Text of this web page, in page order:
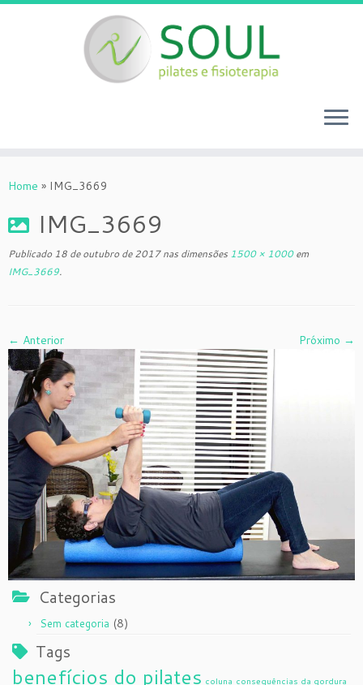
toHome » IMG_3669
IMG_3669
Publicado 18 de outubro de 2017nas dimensões 1500 × 1000em
IMG_3669.
← Anterior Próximo →
Categorias
Sem categoria (8)
Tags
benefícios do pilates coluna consequências da gordura